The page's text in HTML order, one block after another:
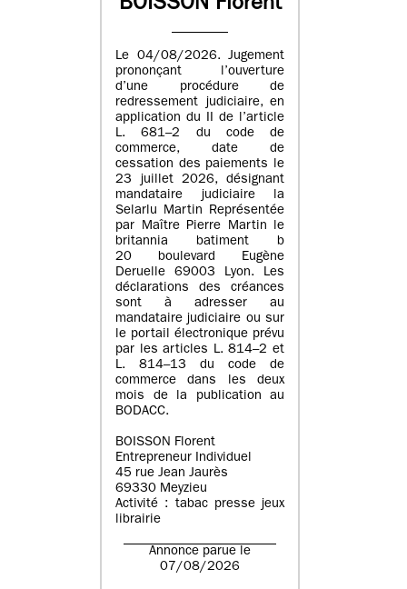
BOISSON Florent
Le 04/08/2026. Jugement
prononçant l’ouverture
d’une procédure de
redressement judiciaire, en
application du II de l’article
L. 681–2 du code de
commerce, date de
cessation des paiements le
23 juillet 2026, désignant
mandataire judiciaire la
Selarlu Martin Représentée
par Maître Pierre Martin le
britannia batiment b
20 boulevard Eugène
Deruelle 69003 Lyon. Les
déclarations des créances
sont à adresser au
mandataire judiciaire ou sur
le portail électronique prévu
par les articles L. 814–2 et
L. 814–13 du code de
commerce dans les deux
mois de la publication au
BODACC.
BOISSON Florent
Entrepreneur Individuel
45 rue Jean Jaurès
69330 Meyzieu
Activité : tabac presse jeux
librairie
Annonce parue le
07/08/2026